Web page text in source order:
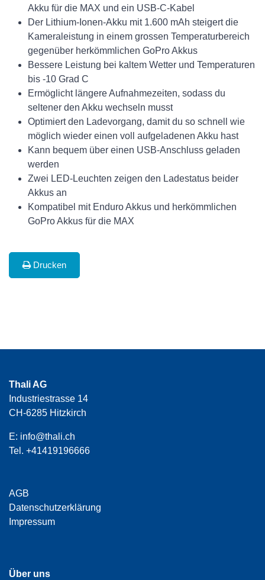
Akku für die MAX und ein USB-C-Kabel
Der Lithium-Ionen-Akku mit 1.600 mAh steigert die
Kameraleistung in einem grossen Temperaturbereich
gegenüber herkömmlichen GoPro Akkus
Bessere Leistung bei kaltem Wetter und Temperaturen
bis -10 Grad C
Ermöglicht längere Aufnahmezeiten, sodass du
seltener den Akku wechseln musst
Optimiert den Ladevorgang, damit du so schnell wie
möglich wieder einen voll aufgeladenen Akku hast
Kann bequem über einen USB-Anschluss geladen
werden
Zwei LED-Leuchten zeigen den Ladestatus beider
Akkus an
Kompatibel mit Enduro Akkus und herkömmlichen
GoPro Akkus für die MAX
Drucken
Thali AG
Industriestrasse 14
CH-6285 Hitzkirch
E: info@thali.ch
Tel. +41419196666
AGB
Datenschutzerklärung
Impressum
Über uns